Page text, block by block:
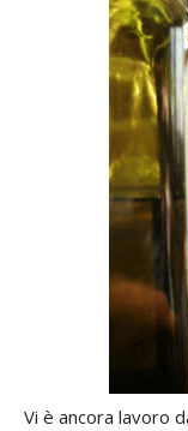
Vi è ancora lavoro